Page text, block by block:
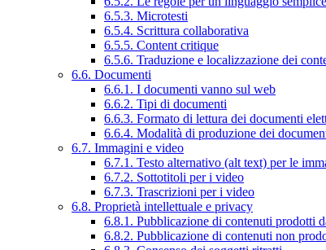
6.5.3. Microtesti
6.5.4. Scrittura collaborativa
6.5.5. Content critique
6.5.6. Traduzione e localizzazione dei
6.6. Documenti
6.6.1. I documenti vanno sul web
6.6.2. Tipi di documenti
6.6.3. Formato di lettura dei documenti
6.6.4. Modalità di produzione dei
6.7. Immagini e video
6.7.1. Testo alternativo (alt text) per le
6.7.2. Sottotitoli per i video
6.7.3. Trascrizioni per i video
6.8. Proprietà intellettuale e privacy
6.8.1. Pubblicazione di contenuti prodotti
6.8.2. Pubblicazione di contenuti non